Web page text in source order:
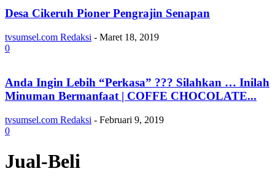
Desa Cikeruh Pioner Pengrajin Senapan
tvsumsel.com Redaksi - Maret 18, 2019
0
Anda Ingin Lebih “Perkasa” ??? Silahkan … Inilah
Minuman Bermanfaat | COFFE CHOCOLATE...
tvsumsel.com Redaksi - Februari 9, 2019
0
Jual-Beli